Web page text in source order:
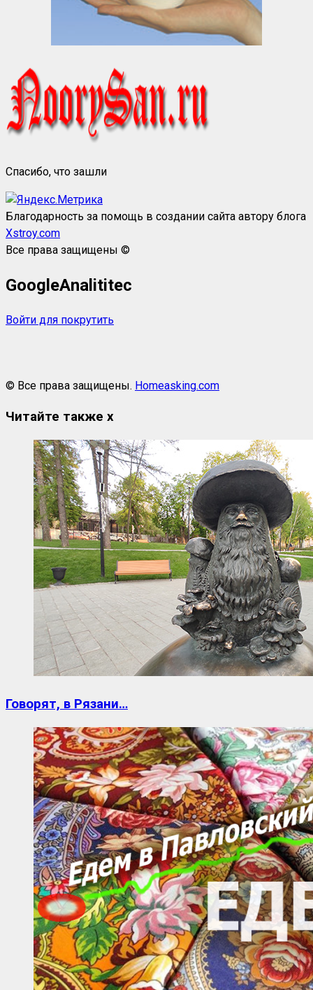
Спасибо, что зашли
Благодарность за помощь в создании сайта автору блога
Xstroy.com
Все права защищены ©
GoogleAnalititec
Войти для покрутить
© Все права защищены. Homeasking.com
Читайте также x
Говорят, в Рязани…